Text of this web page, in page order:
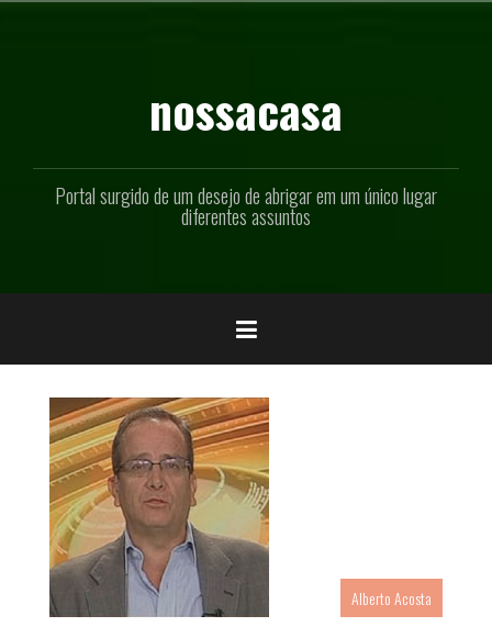
nossacasa
Portal surgido de um desejo de abrigar em um único lugar
diferentes assuntos
Alberto Acosta